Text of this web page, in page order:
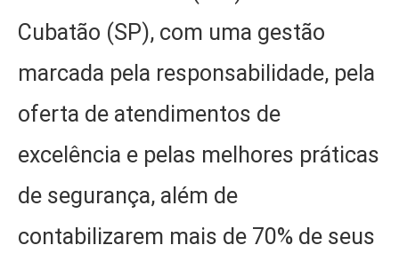
Cubatão (SP), com uma gestão
marcada pela responsabilidade, pela
oferta de atendimentos de
excelência e pelas melhores práticas
de segurança, além de
contabilizarem mais de 70% de seus